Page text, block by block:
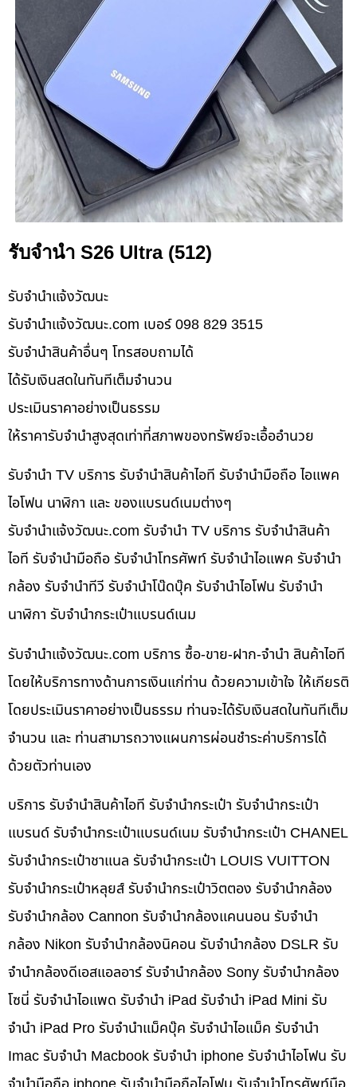
รับจำนำ S26 Ultra (512)
รับจํานําแจ้งวัฒนะ
รับจํานําแจ้งวัฒนะ.com เบอร์ 098 829 3515
รับจำนำสินค้าอื่นๆ โทรสอบถามได้
ได้รับเงินสดในทันทีเต็มจำนวน
ประเมินราคาอย่างเป็นธรรม
ให้ราคารับจำนำสูงสุดเท่าที่สภาพของทรัพย์จะเอื้ออำนวย
รับจำนำ TV บริการ รับจำนำสินค้าไอที รับจำนำมือถือ ไอแพค
ไอโฟน นาฬิกา และ ของแบรนด์เนมต่างๆ
รับจํานําแจ้งวัฒนะ.com รับจำนำ TV บริการ รับจำนำสินค้า
ไอที รับจำนำมือถือ รับจำนำโทรศัพท์ รับจำนำไอแพค รับจำนำ
กล้อง รับจำนำทีวี รับจำนำโน๊ดบุ๊ค รับจำนำไอโฟน รับจำนำ
นาฬิกา รับจำนำกระเป๋าแบรนด์เนม
รับจํานําแจ้งวัฒนะ.com บริการ ซื้อ-ขาย-ฝาก-จำนำ สินค้าไอที
โดยให้บริการทางด้านการเงินแก่ท่าน ด้วยความเข้าใจ ให้เกียรติ
โดยประเมินราคาอย่างเป็นธรรม ท่านจะได้รับเงินสดในทันทีเต็ม
จำนวน และ ท่านสามารถวางแผนการผ่อนชำระค่าบริการได้
ด้วยตัวท่านเอง
บริการ รับจำนำสินค้าไอที รับจำนำกระเป๋า รับจำนำกระเป๋า
แบรนด์ รับจำนำกระเป๋าแบรนด์เนม รับจำนำกระเป๋า CHANEL
รับจำนำกระเป๋าชาแนล รับจำนำกระเป๋า LOUIS VUITTON
รับจำนำกระเป๋าหลุยส์ รับจำนำกระเป๋าวิตตอง รับจำนำกล้อง
รับจำนำกล้อง Cannon รับจำนำกล้องแคนนอน รับจำนำ
กล้อง Nikon รับจำนำกล้องนิคอน รับจำนำกล้อง DSLR รับ
จำนำกล้องดีเอสแอลอาร์ รับจำนำกล้อง Sony รับจำนำกล้อง
โซนี่ รับจำนำไอแพด รับจำนำ iPad รับจำนำ iPad Mini รับ
จำนำ iPad Pro รับจำนำแม็คบุ๊ค รับจำนำไอแม็ค รับจำนำ
Imac รับจำนำ Macbook รับจำนำ iphone รับจำนำไอโฟน รับ